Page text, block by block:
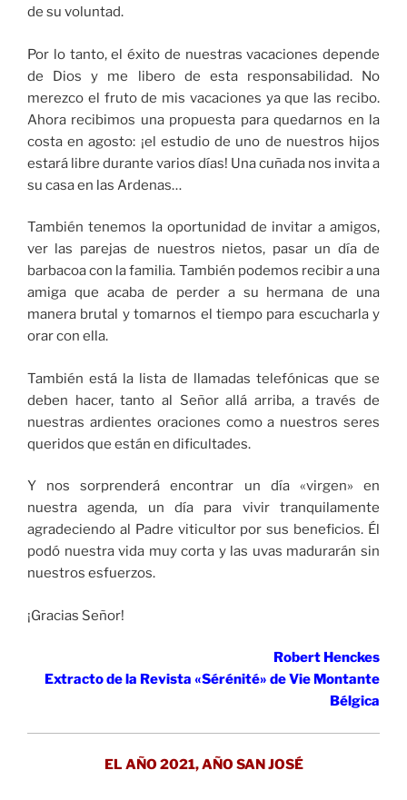
de su voluntad.
Por lo tanto, el éxito de nuestras vacaciones depende
de Dios y me libero de esta responsabilidad. No
merezco el fruto de mis vacaciones ya que las recibo.
Ahora recibimos una propuesta para quedarnos en la
costa en agosto: ¡el estudio de uno de nuestros hijos
estará libre durante varios días! Una cuñada nos invita a
su casa en las Ardenas…
También tenemos la oportunidad de invitar a amigos,
ver las parejas de nuestros nietos, pasar un día de
barbacoa con la familia. También podemos recibir a una
amiga que acaba de perder a su hermana de una
manera brutal y tomarnos el tiempo para escucharla y
orar con ella.
También está la lista de llamadas telefónicas que se
deben hacer, tanto al Señor allá arriba, a través de
nuestras ardientes oraciones como a nuestros seres
queridos que están en dificultades.
Y nos sorprenderá encontrar un día «virgen» en
nuestra agenda, un día para vivir tranquilamente
agradeciendo al Padre viticultor por sus beneficios. Él
podó nuestra vida muy corta y las uvas madurarán sin
nuestros esfuerzos.
¡Gracias Señor!
Robert Henckes
Extracto de la Revista «Sérénité» de Vie Montante
Bélgica
EL AÑO 2021, AÑO SAN JOSÉ